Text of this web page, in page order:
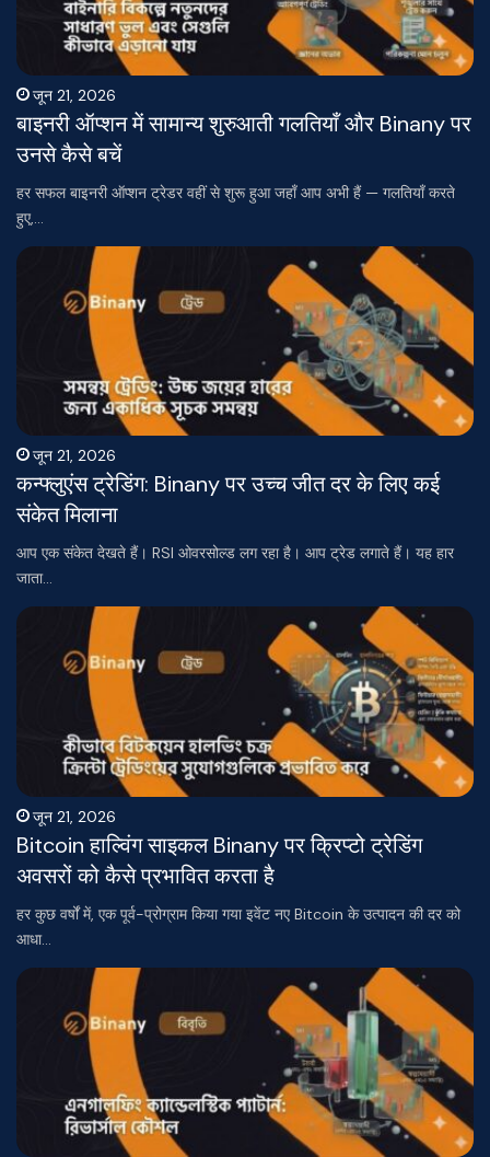
जून 21, 2026
बाइनरी ऑप्शन में सामान्य शुरुआती गलतियाँ और Binany पर
उनसे कैसे बचें
हर सफल बाइनरी ऑप्शन ट्रेडर वहीं से शुरू हुआ जहाँ आप अभी हैं — गलतियाँ करते
हुए,…
जून 21, 2026
कन्फ्लुएंस ट्रेडिंग: Binany पर उच्च जीत दर के लिए कई
संकेत मिलाना
आप एक संकेत देखते हैं। RSI ओवरसोल्ड लग रहा है। आप ट्रेड लगाते हैं। यह हार
जाता…
जून 21, 2026
Bitcoin हाल्विंग साइकल Binany पर क्रिप्टो ट्रेडिंग
अवसरों को कैसे प्रभावित करता है
हर कुछ वर्षों में, एक पूर्व-प्रोग्राम किया गया इवेंट नए Bitcoin के उत्पादन की दर को
आधा…